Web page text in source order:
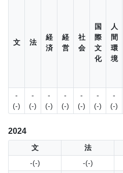
文 法
経
済
経
営
社
会
国
際
文
化
人
間
環
境
-
(-)
-
(-)
-
(-)
-
(-)
-
(-)
-
(-)
-
(-)
2024
文 法
-(-)
-(-)